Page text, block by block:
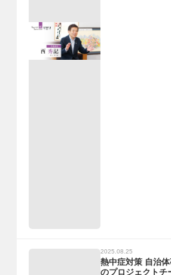
2025.08.25
熱中症対策 自治
のプロジェクトチ